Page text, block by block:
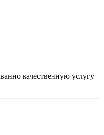
качественную услугу